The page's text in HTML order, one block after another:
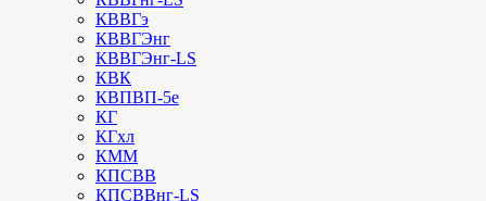
КВВГэ
КВВГЭнг
КВВГЭнг-LS
КВК
КВПВП-5е
КГ
КГхл
КММ
КПСВВ
КПСВВнг-LS